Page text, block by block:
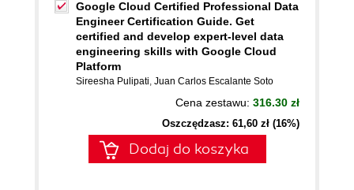
Google Cloud Certified Professional Data
Engineer Certification Guide. Get
certified and develop expert-level data
engineering skills with Google Cloud
Platform
Sireesha Pulipati, Juan Carlos Escalante Soto
Cena zestawu: 316.30 zł
Oszczędzasz: 61,60 zł (16%)
Dodaj do koszyka